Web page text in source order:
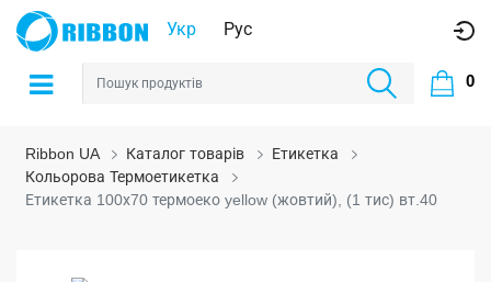
Укр Рус
0
Ribbon UA Каталог товарів
Етикетка
Кольорова Термоетикетка
Етикетка 100х70 термоеко yellow (жовтий), (1 тис) вт.40